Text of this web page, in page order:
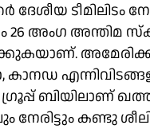
ടീമിലിടം
26 അംഗ അന്തിമ
ബിയിലാണ്
നേരിട്ടും കണ്ടു